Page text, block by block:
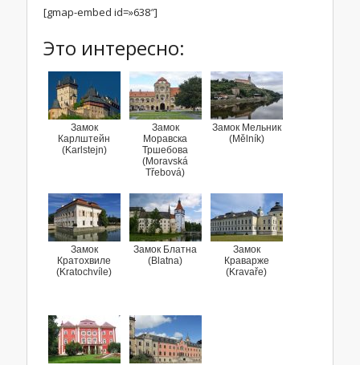
[gmap-embed id=»638″]
Это интересно:
Замок
Карлштейн
(Karlstejn)
Замок
Моравска
Тршебова
(Moravská
Třebová)
Замок Мельник
(Mělník)
Замок
Кратохвиле
(Kratochvíle)
Замок Блатна
(Blatna)
Замок
Краварже
(Kravaře)